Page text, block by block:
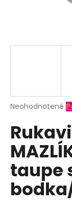
Priemerné
produktu
je
0,0
5
hviezdičiek.
Neohodnotené
taupe
O
d
p
o